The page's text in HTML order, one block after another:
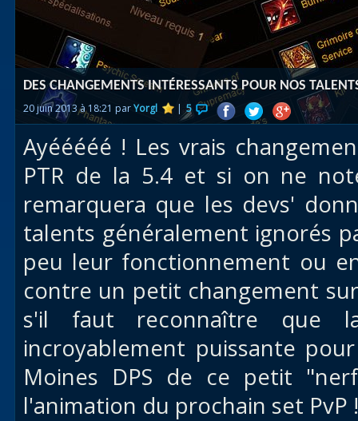
Races
alliées
des îles
le vol
Uldum
Val
DES CHANGEMENTS INTÉRESSANTS POUR NOS
20 juin 2013 à 18:21 parYorgl | 5
Ayééééé ! Les vrais
PTR de la 5.4 et si on ne
remarquera que les devs'
talents généralement ignorés
peu leur fonctionnement ou
contre un petit changement
s'il faut reconnaître que
incroyablement puissante
Moines DPS de ce petit
l'animation du prochain set PvP !